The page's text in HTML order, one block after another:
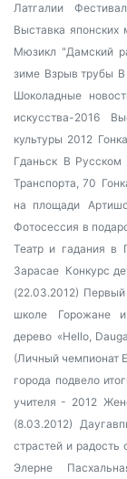
Латгалии
Выставка японских
Мюзикл "Дамский
зиме Взрыв трубы
Шоколадные
искусства-2016
культуры 2012
Гданьск В Русском
Транспорта, 70
на площади
Фотосессия в
Театр и гадания в
Зарасае Конкурс
(22.03.2012) Первый
школе
Горожане
дерево «Hello,
(Личный чемпионат
города подвело
учителя - 2012
(8.03.2012)
страстей и радость
Элерне